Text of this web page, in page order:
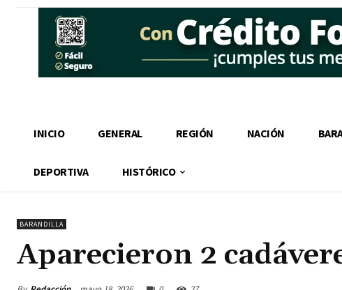
INICIO GENERAL REGIÓN NACIÓN
DEPORTIVA HISTÓRICO
BARANDILLA
Aparecieron 2